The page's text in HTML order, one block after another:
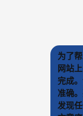
为了
网站
完成
准确
发现